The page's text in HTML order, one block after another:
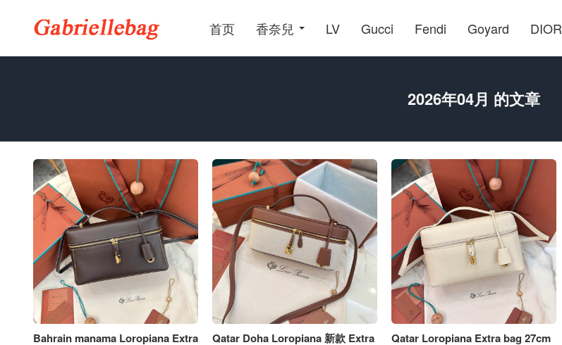
首页 香奈兒 LV Gucci Fendi Goyard DIOR
2026年04月 的文章
Bahrain manama Loropiana Extra
Qatar Doha Loropiana 新款 Extra
Qatar Loropiana Extra bag 27cm